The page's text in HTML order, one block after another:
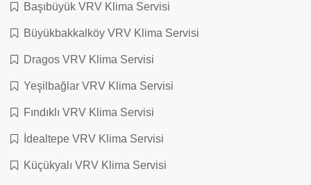
Başıbüyük VRV Klima Servisi
Büyükbakkalköy VRV Klima Servisi
Dragos VRV Klima Servisi
Yeşilbağlar VRV Klima Servisi
Fındıklı VRV Klima Servisi
İdealtepe VRV Klima Servisi
Küçükyalı VRV Klima Servisi